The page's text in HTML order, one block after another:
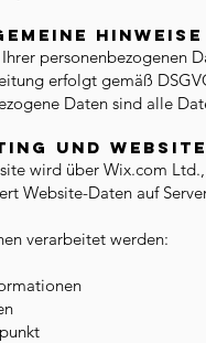
Ihrer personenbezogenen
erfolgt gemäß
Daten sind alle
und
wird über Wix.com
Website-Daten auf
verarbeitet werden: